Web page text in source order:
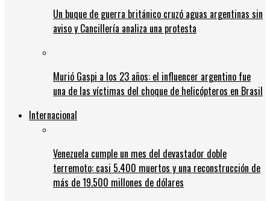
Un buque de guerra británico cruzó aguas argentinas sin
aviso y Cancillería analiza una protesta
Murió Gaspi a los 23 años: el influencer argentino fue
una de las víctimas del choque de helicópteros en Brasil
Internacional
Venezuela cumple un mes del devastador doble
terremoto: casi 5.400 muertos y una reconstrucción de
más de 19.500 millones de dólares